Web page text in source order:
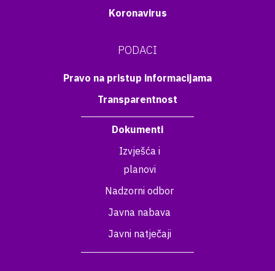
Koronavirus
PODACI
Pravo na pristup informacijama
Transparentnost
Dokumenti
Izvješća i
planovi
Nadzorni odbor
Javna nabava
Javni natječaji